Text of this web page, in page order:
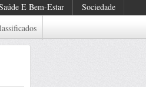
E Bem-Estar
Sociedade